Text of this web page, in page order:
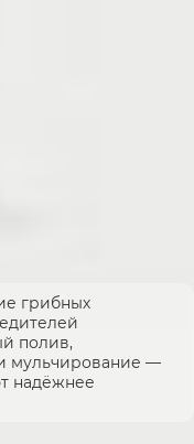
грибных
полив,
мульчирование —
надёжнее